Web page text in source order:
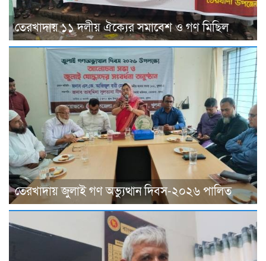
তেরখাদায় ১১ দলীয় ঐক্যের সমাবেশ ও গণ মিছিল
তেরখাদায় জুলাই গণ অভ্যুত্থান দিবস-২০২৬ পালিত